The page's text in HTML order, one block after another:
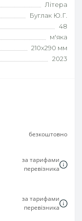
Літера
Буглак Ю.Г.
48
м'яка
210х290 мм
2023
безкоштовно
за тарифами
перевізника
за тарифами
перевізника